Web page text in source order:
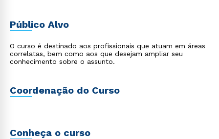
Público Alvo
O curso é destinado aos profissionais que atuam em áreas
correlatas, bem como aos que desejam ampliar seu
conhecimento sobre o assunto.
Coordenação do Curso
Conheça o curso